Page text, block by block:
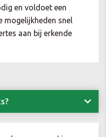
en voldoet een
mogelijkheden snel
aan bij erkende